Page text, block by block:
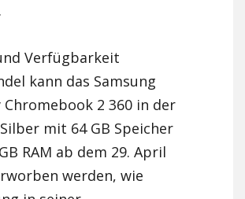
Verfügbarkeit
kann das Samsung
Chromebook 2 360 in der
mit 64 GB Speicher
RAM ab dem 29. April
werden, wie